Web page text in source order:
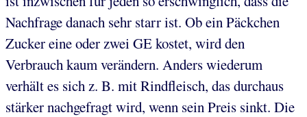
Nachfrage danach sehr starr ist. Ob ein Päckchen
Zucker eine oder zwei GE kostet, wird den
Verbrauch kaum verändern. Anders wiederum
verhält es sich z. B. mit Rindfleisch, das durchaus
stärker nachgefragt wird, wenn sein Preis sinkt. Die